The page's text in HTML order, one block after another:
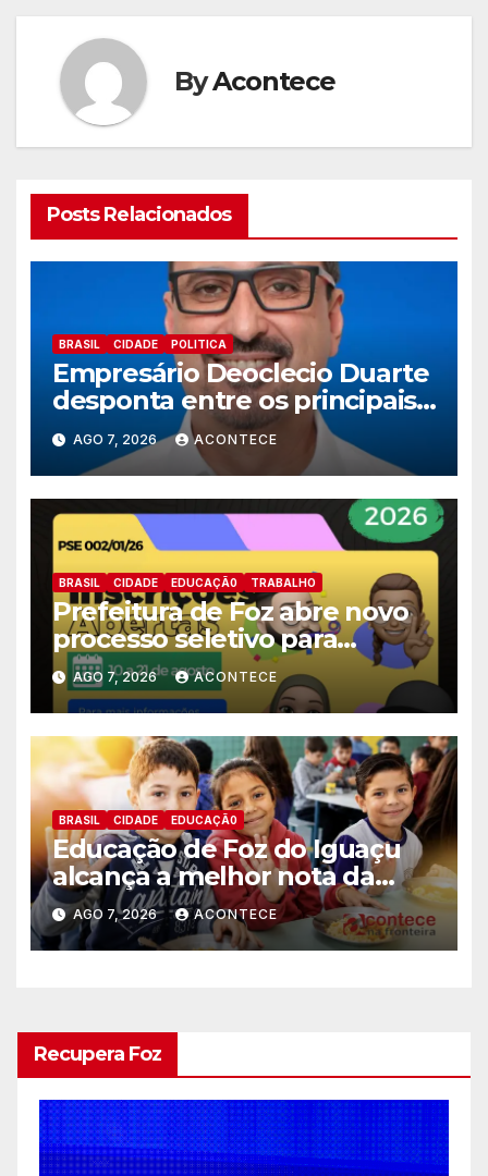
ByAcontece
Posts Relacionados
BRASIL CIDADE POLITICA
Empresário Deoclecio Duarte
desponta entre os principais
nomes do União Brasil para
deputado estadual
AGO 7, 2026 ACONTECE
BRASIL CIDADE EDUCAÇÃ0 TRABALHO
Prefeitura de Foz abre novo
processo seletivo para
estagiários
AGO 7, 2026 ACONTECE
BRASIL CIDADE EDUCAÇÃ0
Educação de Foz do Iguaçu
alcança a melhor nota da
história no IDEB
AGO 7, 2026 ACONTECE
Recupera Foz